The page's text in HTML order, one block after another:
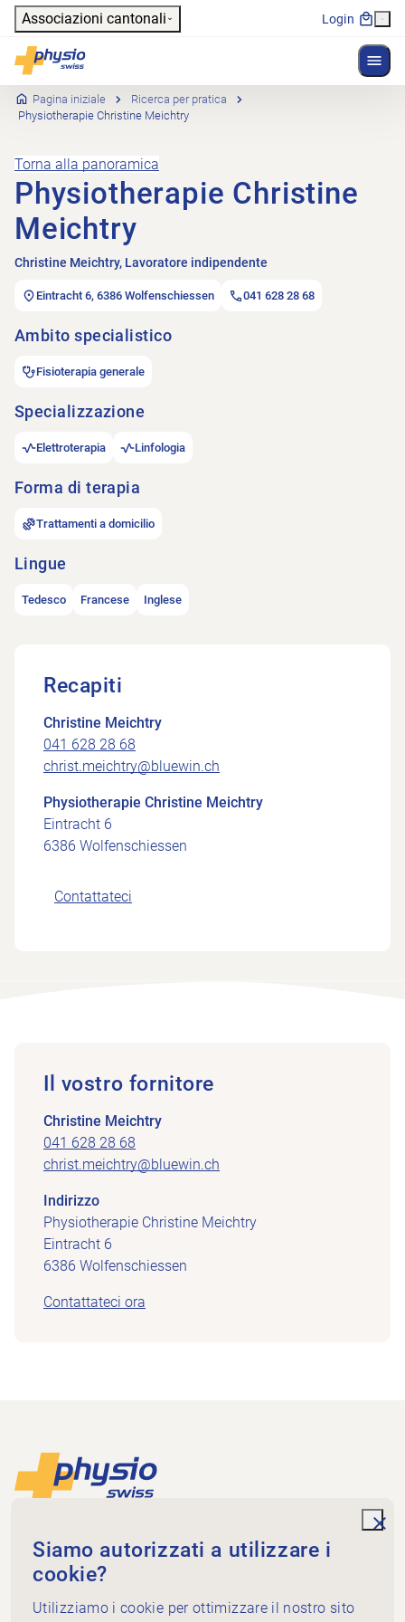
Header
Associazioni cantonali Login
Physioswiss
Navigazione principale
Pagina iniziale
Ricerca per pratica
Physiotherapie Christine Meichtry
Torna alla panoramica
Physiotherapie Christine
Meichtry
Christine Meichtry, Lavoratore indipendente
Eintracht 6, 6386 Wolfenschiessen 041 628 28 68
Ambito specialistico
Fisioterapia generale
Specializzazione
Elettroterapia Linfologia
Forma di terapia
Trattamenti a domicilio
Lingue
Tedesco Francese Inglese
Recapiti
Christine Meichtry
041 628 28 68
christ.meichtry@bluewin.ch
Physiotherapie Christine Meichtry
Eintracht 6
6386 Wolfenschiessen
Contattateci
Il vostro fornitore
Christine Meichtry
041 628 28 68
christ.meichtry@bluewin.ch
Indirizzo
Physiotherapie Christine Meichtry
Eintracht 6
6386 Wolfenschiessen
Contattateci ora
Piè di pagina
Physioswiss
Dammweg 3
3013 Bern
+41 58 255 36 00
Siamo autorizzati a utilizzare i
cookie?
Utilizziamo i cookie per ottimizzare il nostro sito